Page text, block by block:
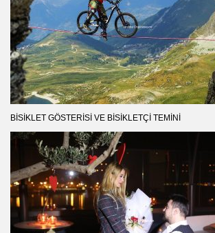
BISIKLET GÖSTERISI VE BISIKLETÇI TEMINI